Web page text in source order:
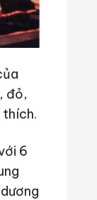
đỏ,
thích.
6